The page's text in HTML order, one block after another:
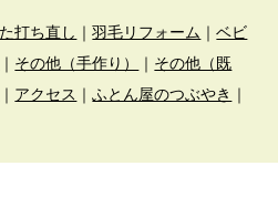
打ち直し ｜羽毛リフォーム ｜ベビ
｜ その他（手作り） ｜ その他（既
｜ アクセス ｜ふとん屋のつぶやき ｜